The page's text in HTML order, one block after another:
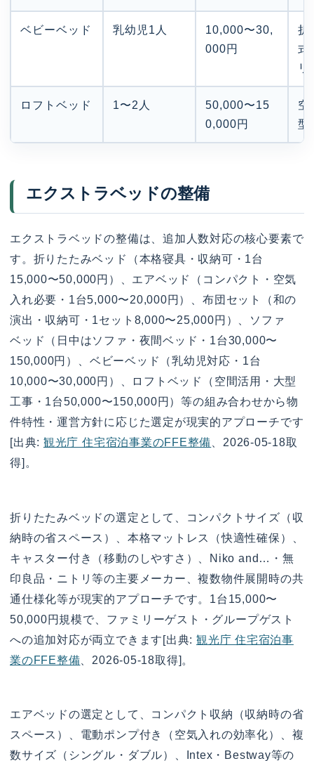
ベビーベッド 乳幼児1人
10,000〜30,
000円
折
式
リ
ロフトベッド 1〜2人
50,000〜15
0,000円
空
型
エクストラベッドの整備
エクストラベッドの整備は、追加人数対応の核心要素で
す。折りたたみベッド（本格寝具・収納可・1台
15,000〜50,000円）、エアベッド（コンパクト・空気
入れ必要・1台5,000〜20,000円）、布団セット（和の
演出・収納可・1セット8,000〜25,000円）、ソファ
ベッド（日中はソファ・夜間ベッド・1台30,000〜
150,000円）、ベビーベッド（乳幼児対応・1台
10,000〜30,000円）、ロフトベッド（空間活用・大型
工事・1台50,000〜150,000円）等の組み合わせから物
件特性・運営方針に応じた選定が現実的アプローチです
[出典: 観光庁 住宅宿泊事業のFFE整備 、2026-05-18取
得]。
折りたたみベッドの選定として、コンパクトサイズ（収
納時の省スペース）、本格マットレス（快適性確保）、
キャスター付き（移動のしやすさ）、Niko and…・無
印良品・ニトリ等の主要メーカー、複数物件展開時の共
通仕様化等が現実的アプローチです。1台15,000〜
50,000円規模で、ファミリーゲスト・グループゲスト
への追加対応が両立できます[出典: 観光庁 住宅宿泊事
業のFFE整備 、2026-05-18取得]。
エアベッドの選定として、コンパクト収納（収納時の省
スペース）、電動ポンプ付き（空気入れの効率化）、複
数サイズ（シングル・ダブル）、Intex・Bestway等の